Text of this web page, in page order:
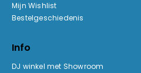
Mijn Wishlist
Bestelgeschiedenis
Info
DJ winkel met Showroom